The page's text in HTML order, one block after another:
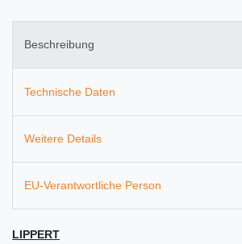
Beschreibung
Technische Daten
Weitere Details
EU-Verantwortliche Person
LIPPERT